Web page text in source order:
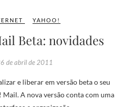
YAHOO!
Beta: novidades
de abril de 2011
e liberar em versão beta o seu
A nova versão conta com uma